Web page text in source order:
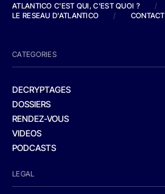
ATLANTICO C'EST QUI, C'EST QUOI ?
/
LE RESEAU D'ATLANTICO
/ CONTACT
CATEGORIES
DECRYPTAGES
DOSSIERS
RENDEZ-VOUS
VIDEOS
PODCASTS
LEGAL